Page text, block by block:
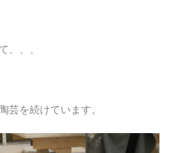
、、、
芸を続けています。